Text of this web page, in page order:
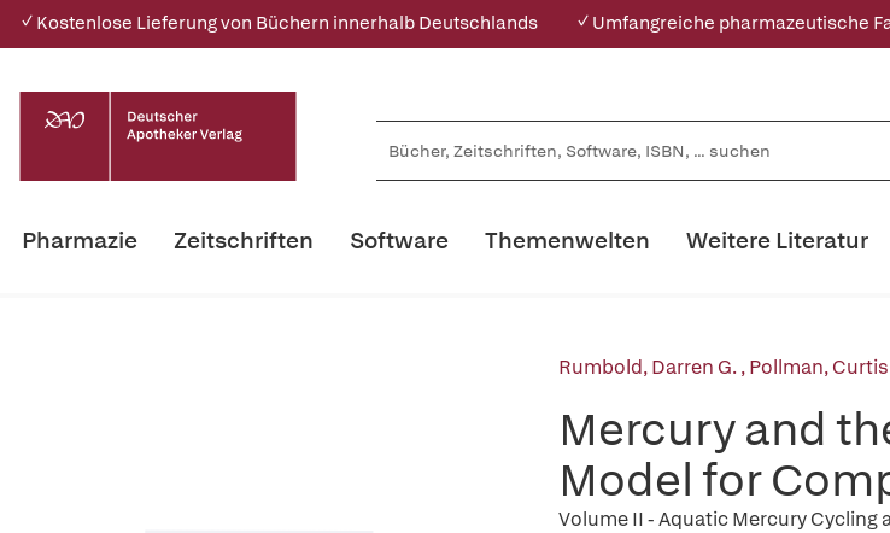
✓ Kostenlose Lieferung von Büchern innerhalb Deutschlands ✓ Umfangreiche pharmazeutische
Pharmazie Zeitschriften Software Themenwelten Weitere Literatur
Rumbold, Darren G.,Pollman, Curtis
Mercury and
Model for
Volume II - Aquatic Mercury